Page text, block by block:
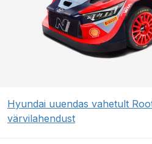
Hyundai uuendas vahetult
värvilahendust